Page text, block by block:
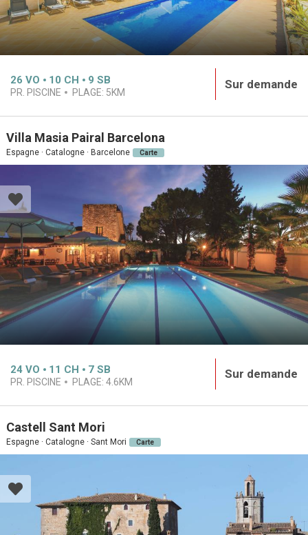
26 VO 10 CH 9 SB
PR. PISCINE PLAGE: 5KM
Sur demande
Villa Masia Pairal Barcelona
Espagne · Catalogne · Barcelone Carte
24 VO 11 CH 7 SB
PR. PISCINE PLAGE: 4.6KM
Sur demande
Castell Sant Mori
Espagne · Catalogne · Sant Mori Carte